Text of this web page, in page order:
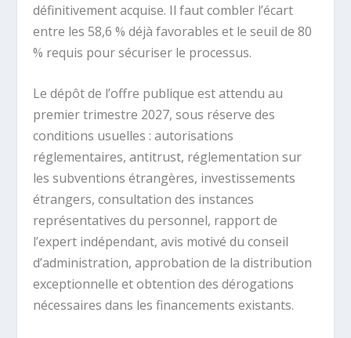
définitivement acquise. Il faut combler l’écart
entre les 58,6 % déjà favorables et le seuil de 80
% requis pour sécuriser le processus.
Le dépôt de l’offre publique est attendu au
premier trimestre 2027, sous réserve des
conditions usuelles : autorisations
réglementaires, antitrust, réglementation sur
les subventions étrangères, investissements
étrangers, consultation des instances
représentatives du personnel, rapport de
l’expert indépendant, avis motivé du conseil
d’administration, approbation de la distribution
exceptionnelle et obtention des dérogations
nécessaires dans les financements existants.